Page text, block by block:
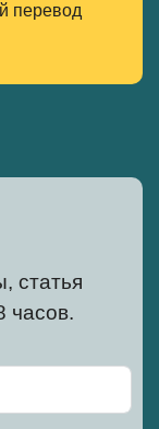
перевод
статья
часов.